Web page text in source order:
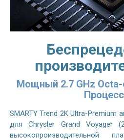
Мощный 2.7 GHz Octa-
SMARTY Trend 2K Ultra-Premium
для Chrysler Grand Voyager
высокопроизводительной